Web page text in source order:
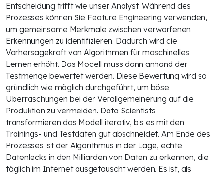
Entscheidung trifft wie unser Analyst. Während des
Prozesses können Sie Feature Engineering verwenden,
um gemeinsame Merkmale zwischen verworfenen
Erkennungen zu identifizieren. Dadurch wird die
Vorhersagekraft von Algorithmen für maschinelles
Lernen erhöht. Das Modell muss dann anhand der
Testmenge bewertet werden. Diese Bewertung wird so
gründlich wie möglich durchgeführt, um böse
Überraschungen bei der Verallgemeinerung auf die
Produktion zu vermeiden. Data Scientists
transformieren das Modell iterativ, bis es mit den
Trainings- und Testdaten gut abschneidet. Am Ende des
Prozesses ist der Algorithmus in der Lage, echte
Datenlecks in den Milliarden von Daten zu erkennen, die
täglich im Internet ausgetauscht werden. Es ist, als